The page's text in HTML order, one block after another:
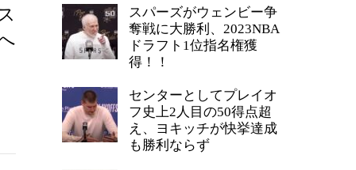
スパーズがウェンビー争
奪戦に大勝利、2023NBA
ドラフト1位指名権獲
得！！
センターとしてプレイオ
フ史上2人目の50得点超
え、ヨキッチが快挙達成
も勝利ならず